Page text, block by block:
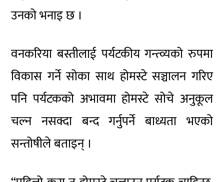
उनको भनाइ छ ।
वनकरिया बस्तीलाई पर्यटकीय गन्त्व्यको रुपमा
विकास गर्ने सोका साथ होमस्टे सञ्चालन गरिए
पनि पर्यटकको अभावमा होमस्टे सोचे अनुकूल
चल्न नसक्दा बन्द गर्नुपर्ने बाध्यता भएको
सन्तोषीले बताइन् ।